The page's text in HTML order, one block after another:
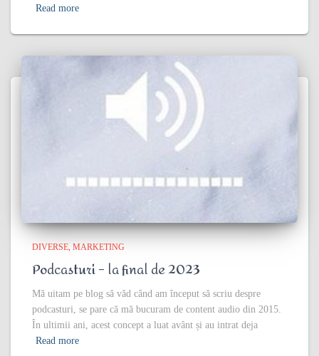
Read more
DIVERSE MARKETING
Podcasturi – la final de 2023
Mă uitam pe blog să văd când am început să scriu despre
podcasturi, se pare că mă bucuram de content audio din 2015.
În ultimii ani, acest concept a luat avânt și au intrat deja
Read more